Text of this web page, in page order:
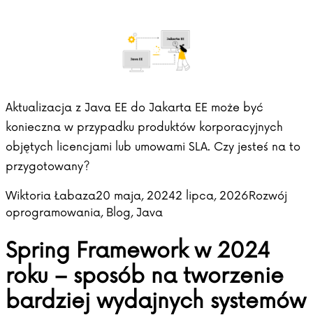
Aktualizacja z Java EE do Jakarta EE może być
konieczna w przypadku produktów korporacyjnych
objętych licencjami lub umowami SLA. Czy jesteś na to
przygotowany?
Posted by
Wiktoria Łabaza20 maja, 20242 lipca, 2026Posted in
Rozwój
oprogramowania, Blog, Java
Spring Framework w 2024
roku – sposób na tworzenie
bardziej wydajnych systemów